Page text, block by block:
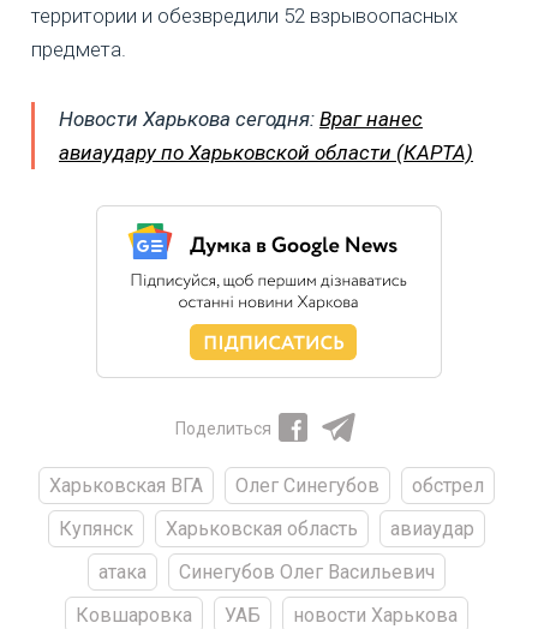
территории и обезвредили 52 взрывоопасных
предмета.
Новости Харькова сегодня: Враг нанес
авиаудару по Харьковской области (КАРТА)
Поделиться
Харьковская ВГА Олег Синегубов
обстрел
Купянск
Харьковская область
авиаудар
атака
Синегубов Олег Васильевич
Ковшаровка
УАБ новости Харькова